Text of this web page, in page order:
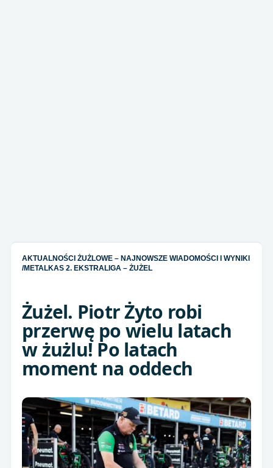
AKTUALNOŚCI ŻUŻLOWE – NAJNOWSZE WIADOMOŚCI I WYNIKI
/METALKAS 2. EKSTRALIGA – ŻUŻEL
Żużel. Piotr Żyto robi
przerwę po wielu latach
w żużlu! Po latach
moment na oddech